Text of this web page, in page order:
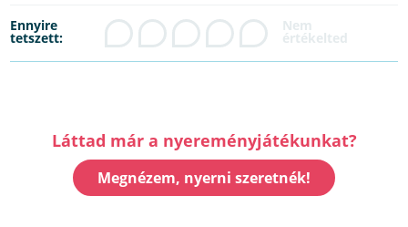
Ennyire
tetszett:
Láttad már a nyereményjátékunkat?
Megnézem, nyerni szeretnék!